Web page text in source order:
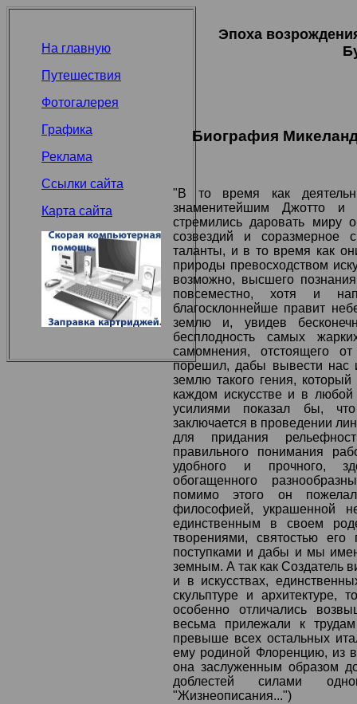
Биография
"В то время как
знаменитейшим Джотто и
стремились даровать миру
созвездий и
таланты, и в то время как
природы превосходством
возможно, высшего
повсеместно, хотя и
благосклоннейше правит
землю и, увидев
бесплодность самых
самомнения, отстоящего
порешил, дабы вывести нас
землю такого гения,
каждом искусстве и в
усилиями показал бы,
заключается в проведении
для придания
правильного понимания
удобного и прочного,
обогащенного
помимо этого он
философией, украшенной
единственным в своем
творениями, святостью
поступками и дабы и мы
земным. А так как Создатель
и в искусствах,
скульптуре и архитектуре,
особенно отличались
весьма прилежали к
превыше всех остальных
ему родиной Флоренцию, из
она заслуженным образом
доблестей силами
"Жизнеописания...")
Эпоха
На главную
Путешествия
Фотогалерея
Графика
Реклама
Ссылки сайта
Карта сайта